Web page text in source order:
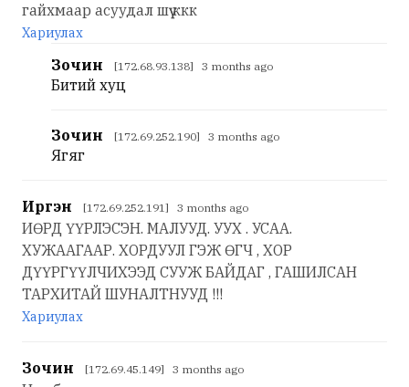
гайхмаар асуудал шүү ккк
Хариулах
Зочин [172.68.93.138] 3 months ago
Битий хуц
Зочин [172.69.252.190] 3 months ago
Ягяг
Иргэн [172.69.252.191] 3 months ago
ИӨРД ҮҮРЛЭСЭН. МАЛУУД. УУХ . УСАА.
ХУЖААГААР. ХОРДУУЛ ГЭЖ ӨГЧ , ХОР
ДҮҮРГҮҮЛЧИХЭЭД СУУЖ БАЙДАГ , ГАШИЛСАН
ТАРХИТАЙ ШУНАЛТНУУД !!!
Хариулах
Зочин [172.69.45.149] 3 months ago